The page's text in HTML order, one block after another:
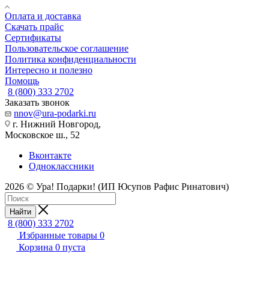
Оплата и доставка
Скачать прайс
Сертификаты
Пользовательское соглашение
Политика конфиденциальности
Интересно и полезно
Помощь
8 (800) 333 2702
Заказать звонок
nnov@ura-podarki.ru
г. Нижний Новгород,
Московское ш., 52
Вконтакте
Одноклассники
2026 © Ура! Подарки! (ИП Юсупов Рафис Ринатович)
Найти
8 (800) 333 2702
Избранные товары 0
Корзина 0 пуста